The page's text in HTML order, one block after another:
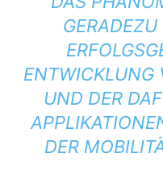
ENTWICKLUNG
UND DER
DER